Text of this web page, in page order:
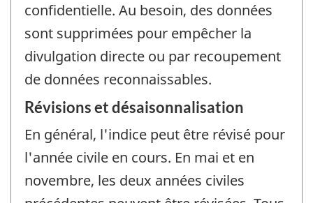
confidentielle. Au besoin, des données
sont supprimées pour empêcher la
divulgation directe ou par recoupement
de données reconnaissables.
Révisions et désaisonnalisation
En général, l'indice peut être révisé pour
l'année civile en cours. En mai et en
novembre, les deux années civiles